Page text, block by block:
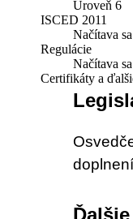
Úroveň 6
ISCED 2011
Načítava
Regulácie
Načítava
Certifikáty a